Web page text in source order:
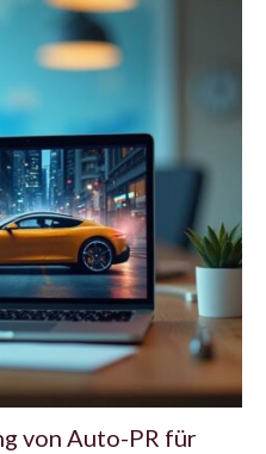
von Auto-PR für